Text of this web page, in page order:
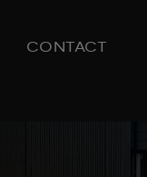
CONTACT